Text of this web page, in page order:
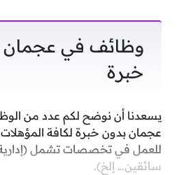
‌وظائف في عجمان
خبرة
يسعدنا أن نوضح لكم عدد من
عجمان بدون خبرة لكافة المؤهلات
للعمل في تخصصات تشمل
سائقين… إلخ).